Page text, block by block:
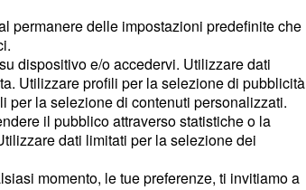
permanere delle impostazioni predefinite che
dispositivo e/o accedervi. Utilizzare dati
Utilizzare profili per la selezione di pubblicità
per la selezione di contenuti personalizzati.
il pubblico attraverso statistiche o la
dati limitati per la selezione dei
momento, le tue preferenze, ti invitiamo a